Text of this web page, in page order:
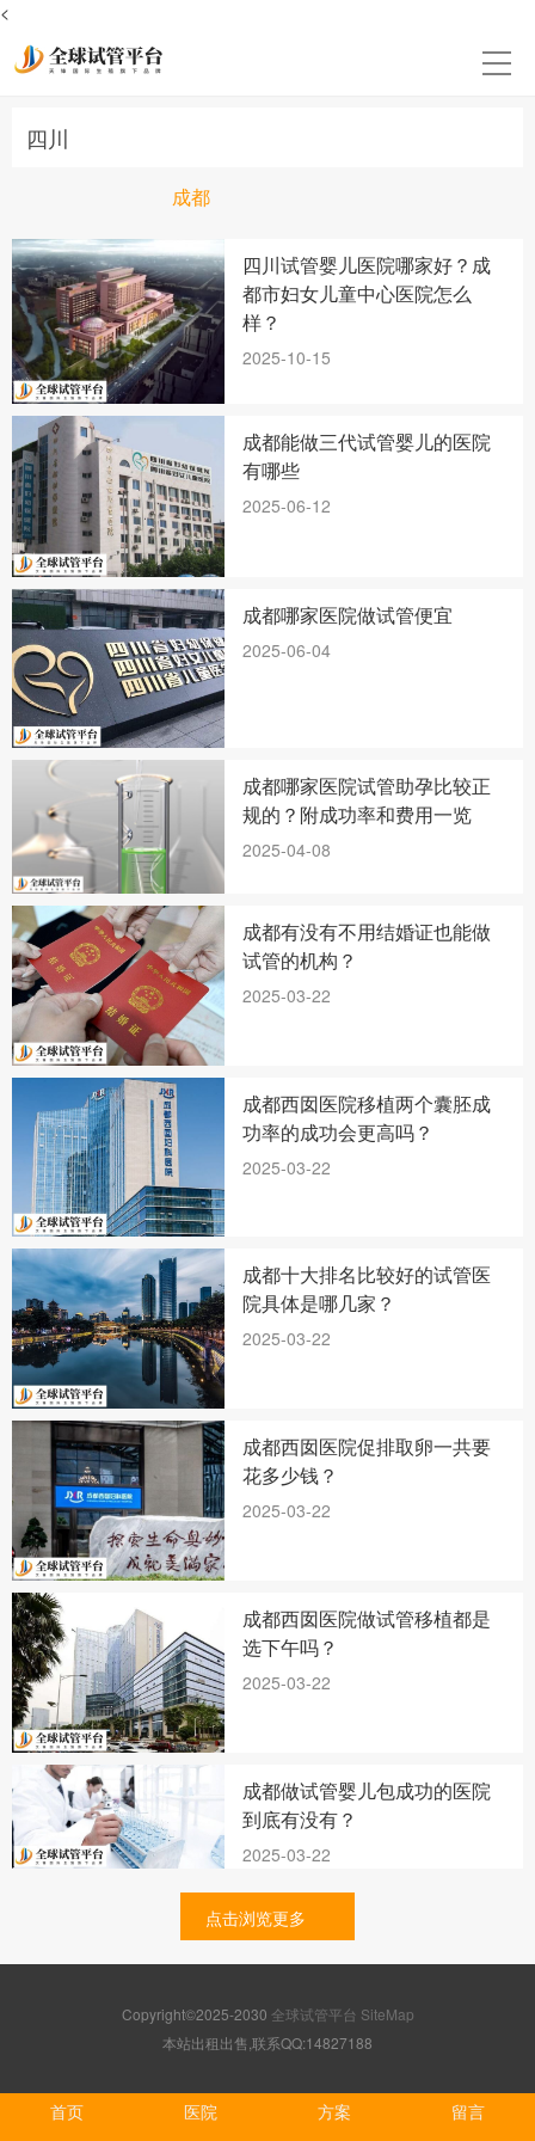
<
四川
成都
四川试管婴儿医院哪家好？成
都市妇女儿童中心医院怎么
样？
2025-10-15
成都能做三代试管婴儿的医院
有哪些
2025-06-12
成都哪家医院做试管便宜
2025-06-04
成都哪家医院试管助孕比较正
规的？附成功率和费用一览
2025-04-08
成都有没有不用结婚证也能做
试管的机构？
2025-03-22
成都西囡医院移植两个囊胚成
功率的成功会更高吗？
2025-03-22
成都十大排名比较好的试管医
院具体是哪几家？
2025-03-22
成都西囡医院促排取卵一共要
花多少钱？
2025-03-22
成都西囡医院做试管移植都是
选下午吗？
2025-03-22
成都做试管婴儿包成功的医院
到底有没有？
2025-03-22
点击浏览更多
Copyright©2025-2030 全球试管平台 SiteMap
本站出租出售,联系QQ:14827188
首页 医院 方案 留言